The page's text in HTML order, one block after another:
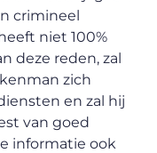
crimineel
niet 100%
deze reden, zal
zich
en zal hij
van goed
informatie ook